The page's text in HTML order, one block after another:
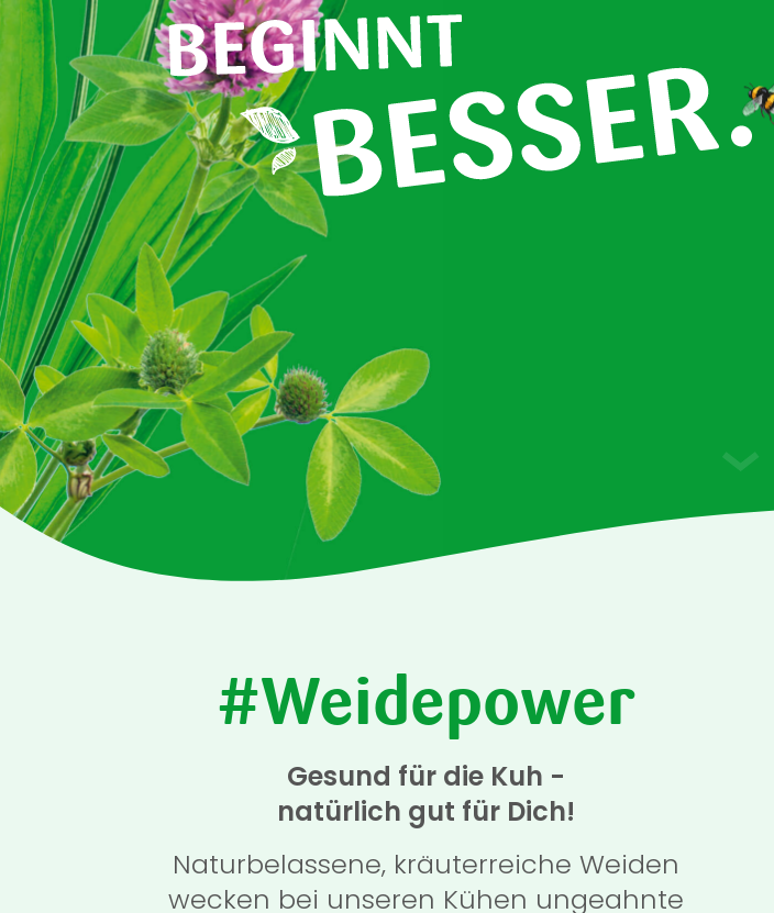
#Weidepower
Gesund für die Kuh -
natürlich gut für Dich!
Naturbelassene, kräuterreiche Weiden
wecken bei unseren Kühen ungeahnte